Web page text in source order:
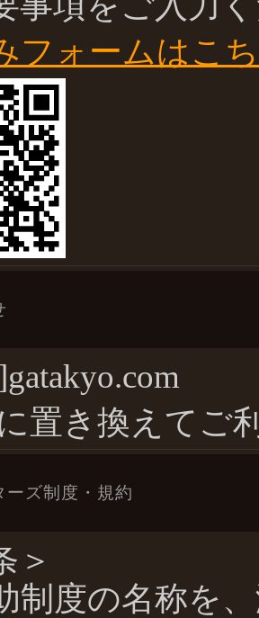
フォームはこ
置き換えてご
ーズ制度・規約
＞
制度の名称を